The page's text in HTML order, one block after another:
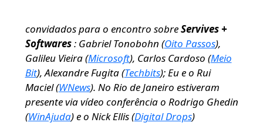
convidados para o encontro sobreServives +
Softwares: Gabriel Tonobohn (Oito Passos),
Galileu Vieira (Microsoft), Carlos Cardoso (Meio
Bit), Alexandre Fugita (Techbits); Eu e o Rui
Maciel (WNews). No Rio de Janeiro estiveram
presente via vídeo conferência o Rodrigo Ghedin
(WinAjuda) e o Nick Ellis (Digital Drops)